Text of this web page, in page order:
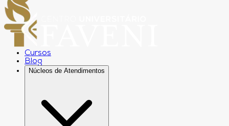
Cursos
Blog
Núcleos de Atendimentos